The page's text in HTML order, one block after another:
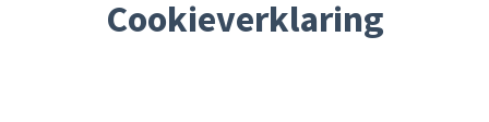
Cookieverklaring